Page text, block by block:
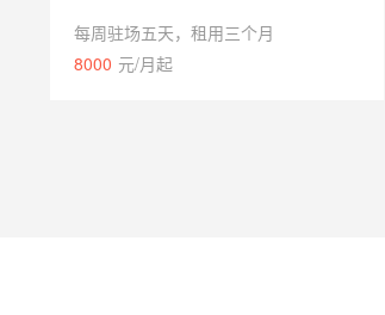
每周驻场五天，租用三个月
8000 元/月起